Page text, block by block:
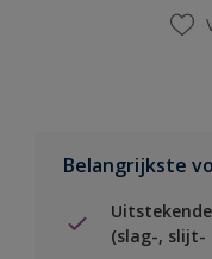
Belangrijkste
(slag-, slijt-